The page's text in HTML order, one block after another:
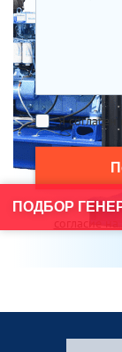
Я
согласие
ПОДБОР